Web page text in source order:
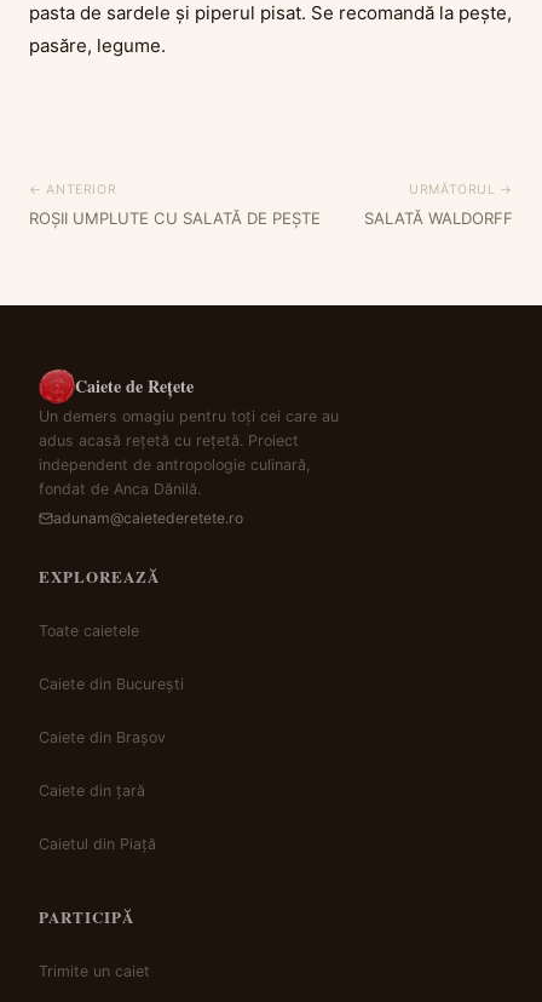
pasta de sardele și piperul pisat. Se recomandă la pește,
pasăre, legume.
← ANTERIOR
ROȘII UMPLUTE CU SALATĂ DE PEȘTE
URMĂTORUL →
SALATĂ WALDORFF
Caiete de Rețete
Un demers omagiu pentru toți cei care au
adus acasă rețetă cu rețetă. Proiect
independent de antropologie culinară,
fondat de Anca Dănilă.
adunam@caietederetete.ro
EXPLOREAZĂ
Toate caietele
Caiete din București
Caiete din Brașov
Caiete din țară
Caietul din Piață
PARTICIPĂ
Trimite un caiet